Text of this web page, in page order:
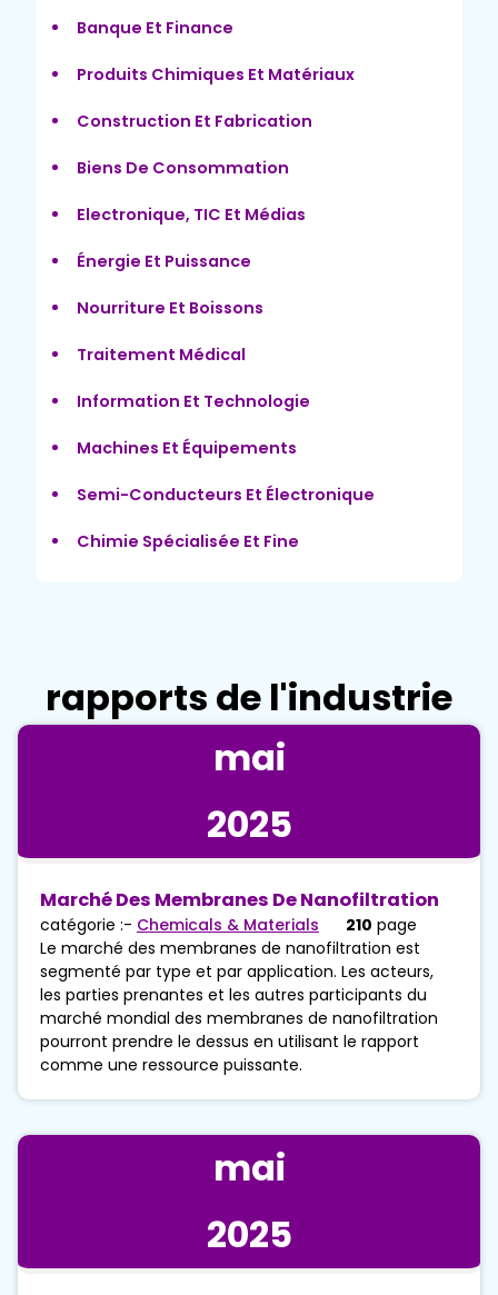
Banque Et Finance
Produits Chimiques Et Matériaux
Construction Et Fabrication
Biens De Consommation
Electronique, TIC Et Médias
Énergie Et Puissance
Nourriture Et Boissons
Traitement Médical
Information Et Technologie
Machines Et Équipements
Semi-Conducteurs Et Électronique
Chimie Spécialisée Et Fine
rapports de l'industrie
mai
2025
Marché Des Membranes De Nanofiltration
catégorie :- Chemicals & Materials 210 page
Le marché des membranes de nanofiltration est
segmenté par type et par application. Les acteurs,
les parties prenantes et les autres participants du
marché mondial des membranes de nanofiltration
pourront prendre le dessus en utilisant le rapport
comme une ressource puissante.
mai
2025